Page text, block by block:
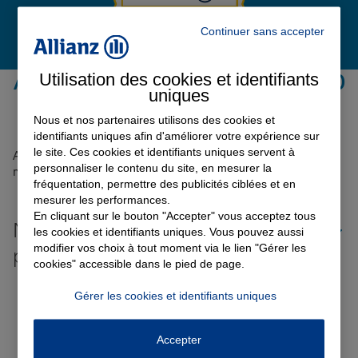
Garantie des accidents de la vie
Protection juridique
Retraite
Avis de l'agence Agence LIGUEIL 0
Avis sur une période de 6 mois
Aucun avis sur votre agence n'a été retrouvé pour le
moment
Nos offres d'assurance dans les
plus grandes villes de France
Continuer sans accepter
Utilisation des cookies et identifiants
uniques
Nous et nos partenaires utilisons des cookies et
identifiants uniques afin d'améliorer votre expérience sur
le site. Ces cookies et identifiants uniques servent à
personnaliser le contenu du site, en mesurer la
fréquentation, permettre des publicités ciblées et en
mesurer les performances.
En cliquant sur le bouton "Accepter" vous acceptez tous
les cookies et identifiants uniques. Vous pouvez aussi
modifier vos choix à tout moment via le lien "Gérer les
cookies" accessible dans le pied de page.
Gérer les cookies et identifiants uniques
Accepter